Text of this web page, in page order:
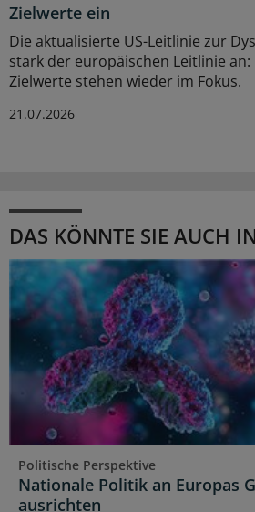
Zielwerte ein
Die aktualisierte US-Leitlinie zur
stark der europäischen Leitlinie an:
Zielwerte stehen wieder im Fokus.
21.07.2026
DAS KÖNNTE SIE AUCH
Politische Perspektive
Nationale Politik an Europas
ausrichten